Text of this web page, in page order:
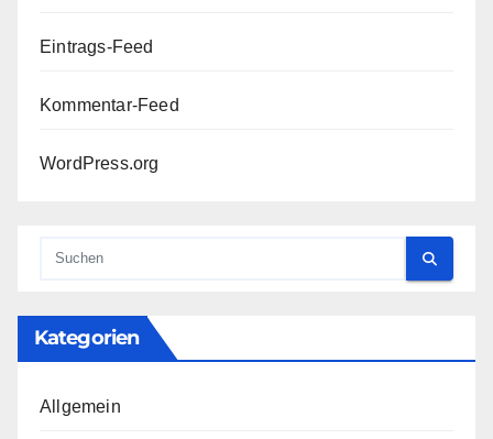
Eintrags-Feed
Kommentar-Feed
WordPress.org
Kategorien
Allgemein